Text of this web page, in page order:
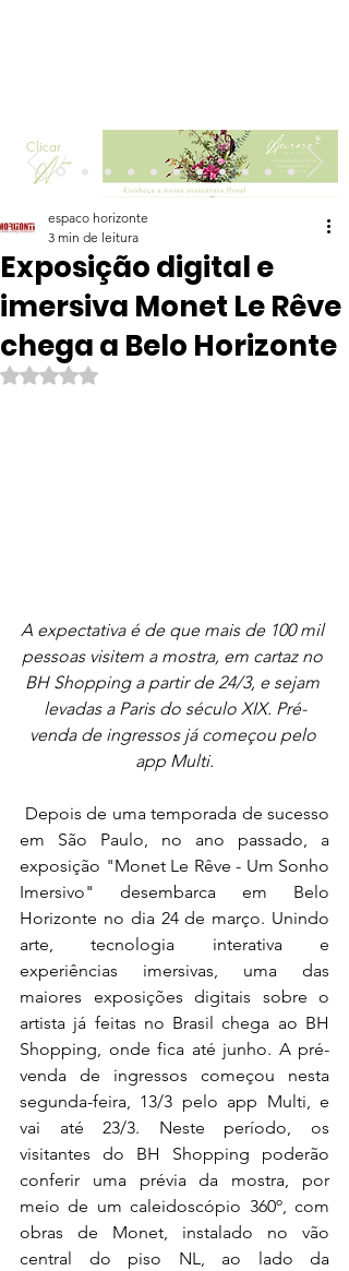
Clicar
Exposição digital e
imersiva Monet Le Rêve
chega a Belo Horizonte
espaco horizonte
3 min de leitura
Avaliado com NaN de 5 estrelas.
A expectativa é de que mais de 100 mil
pessoas visitem a mostra, em cartaz no
BH Shopping a partir de 24/3, e sejam
levadas a Paris do século XIX. Pré-
venda de ingressos já começou pelo
app Multi.
em São Paulo, no ano passado, a
exposição "Monet Le Rêve - Um Sonho
Imersivo" desembarca em Belo
Horizonte no dia 24 de março. Unindo
arte, tecnologia interativa e
experiências imersivas, uma das
maiores exposições digitais sobre o
artista já feitas no Brasil chega ao BH
Shopping, onde fica até junho. A pré-
venda de ingressos começou nesta
segunda-feira, 13/3 pelo app Multi, e
vai até 23/3. Neste período, os
visitantes do BH Shopping poderão
conferir uma prévia da mostra, por
meio de um caleidoscópio 360º, com
obras de Monet, instalado no vão
central do piso NL, ao lado da